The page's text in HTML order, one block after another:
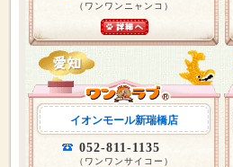
（ワンワンニャンコ）
イオンモール新瑞橋店
052-811-1135
（ワンワンサイコー）